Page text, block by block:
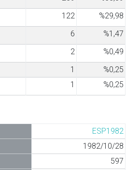
122
%29,98
6
%1,47
2
%0,49
1
%0,25
1 %0,25
ESP1982
1982/10/28
597